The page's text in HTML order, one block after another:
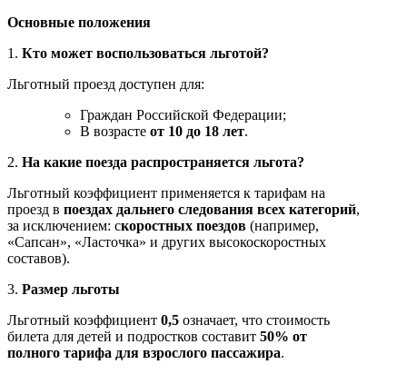
Основные положения
1. Кто может воспользоваться льготой?
Льготный проезд доступен для:
Граждан Российской Федерации;
В возрасте от 10 до 18 лет.
2. На какие поезда распространяется льгота?
Льготный коэффициент применяется к тарифам на
проезд в поездах дальнего следования всех категорий,
за исключением: скоростных поездов (например,
«Сапсан», «Ласточка» и других высокоскоростных
составов).
3. Размер льготы
Льготный коэффициент 0,5 означает, что стоимость
билета для детей и подростков составит 50% от
полного тарифа для взрослого пассажира.